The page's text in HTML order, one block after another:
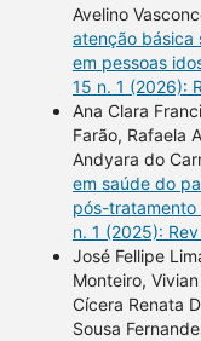
Avelino
atenção básica
em pessoas
15 n. 1 (2026):
Ana Clara
Farão, Rafaela
Andyara do
em saúde do
pós-tratamento
n. 1 (2025):
José Fellipe
Monteiro,
Cícera Renata
Sousa